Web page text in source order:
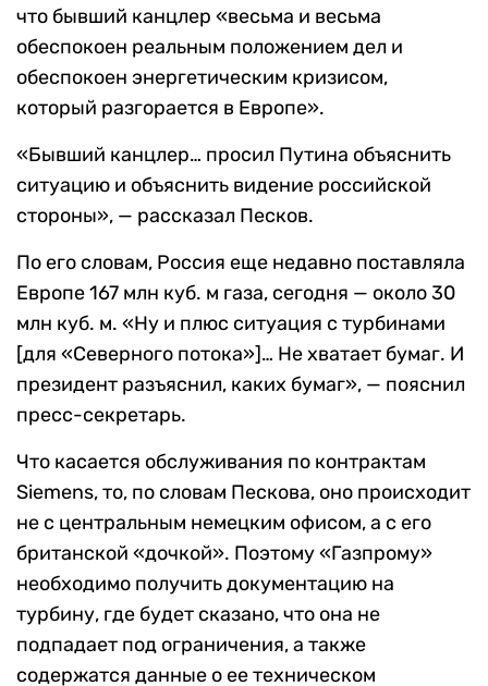
что бывший канцлер «весьма и весьма
обеспокоен реальным положением дел и
обеспокоен энергетическим кризисом,
который разгорается в Европе».
«Бывший канцлер… просил Путина объяснить
ситуацию и объяснить видение российской
стороны», — рассказал Песков.
По его словам, Россия еще недавно поставляла
Европе 167 млн куб. м газа, сегодня — около 30
млн куб. м. «Ну и плюс ситуация с турбинами
[для «Северного потока»]… Не хватает бумаг. И
президент разъяснил, каких бумаг», — пояснил
пресс-секретарь.
Что касается обслуживания по контрактам
Siemens, то, по словам Пескова, оно происходит
не с центральным немецким офисом, а с его
британской «дочкой». Поэтому «Газпрому»
необходимо получить документацию на
турбину, где будет сказано, что она не
подпадает под ограничения, а также
содержатся данные о ее техническом